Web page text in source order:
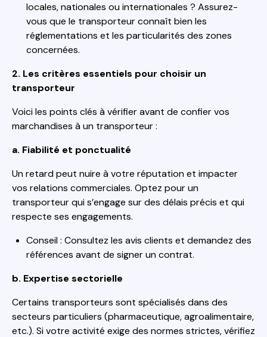
locales, nationales ou internationales ? Assurez-
vous que le transporteur connaît bien les
réglementations et les particularités des zones
concernées.
2. Les critères essentiels pour choisir un
transporteur
Voici les points clés à vérifier avant de confier vos
marchandises à un transporteur :
a. Fiabilité et ponctualité
Un retard peut nuire à votre réputation et impacter
vos relations commerciales. Optez pour un
transporteur qui s’engage sur des délais précis et qui
respecte ses engagements.
Conseil : Consultez les avis clients et demandez des
références avant de signer un contrat.
b. Expertise sectorielle
Certains transporteurs sont spécialisés dans des
secteurs particuliers (pharmaceutique, agroalimentaire,
etc.). Si votre activité exige des normes strictes, vérifiez